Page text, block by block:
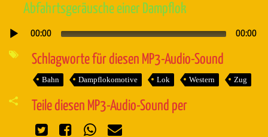
Abfahrtsgeräusche einer Dampflok
Audio-
00:00 00:00
Schlagworte für diesen MP3-Audio-Sound
Bahn Dampflokomotive Lok Western Zug
Teile diesen MP3-Audio-Sound per